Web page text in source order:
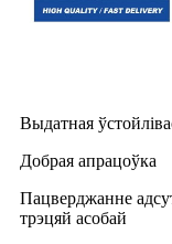
Выдатная
Добрая апрацоўка
Пацверджанне
трэцяй асобай